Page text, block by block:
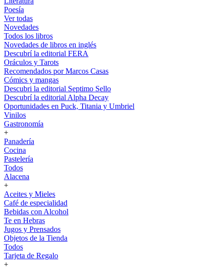
Poesía
Ver todas
Novedades
Todos los libros
Novedades de libros en inglés
Descubrí la editorial FERA
Oráculos y Tarots
Recomendados por Marcos Casas
Cómics y mangas
Descubri la editorial Septimo Sello
Descubrí la editorial Alpha Decay
Oportunidades en Puck, Titania y Umbriel
Vinilos
Gastronomía
+
Panadería
Cocina
Pastelería
Todos
Alacena
+
Aceites y Mieles
Café de especialidad
Bebidas con Alcohol
Te en Hebras
Jugos y Prensados
Objetos de la Tienda
Todos
Tarjeta de Regalo
+